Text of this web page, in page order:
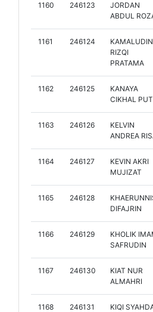
1160 246123
JORDAN
ABDUL
1161 246124
KAMALUDIN
RIZQI
PRATAMA
1162 246125
KANAYA
CIKHAL
1163 246126
KELVIN
ANDREA
1164 246127
KEVIN AKRI
MUJIZAT
1165 246128
DIFAJRIN
1166 246129
KHOLIK
SAFRUDIN
1167 246130
KIAT NUR
ALMAHRI
1168 246131
KIQI